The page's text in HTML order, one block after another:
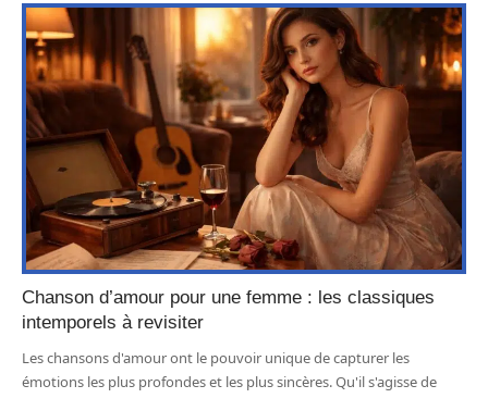
Chanson d’amour pour une femme : les classiques
intemporels à revisiter
Les chansons d'amour ont le pouvoir unique de capturer les
émotions les plus profondes et les plus sincères. Qu'il s'agisse de